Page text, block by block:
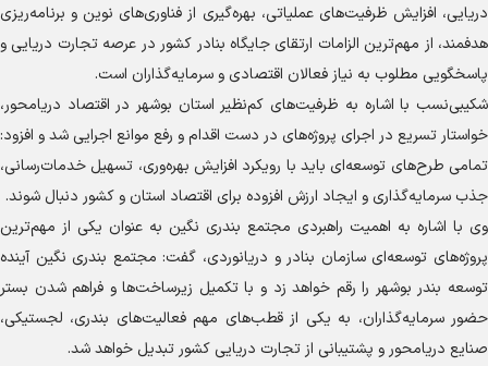
دریایی، افزایش ظرفیت‌های عملیاتی، بهره‌گیری از فناوری‌های نوین و برنامه‌ریزی
هدفمند، از مهم‌ترین الزامات ارتقای جایگاه بنادر کشور در عرصه تجارت دریایی و
پاسخگویی مطلوب به نیاز فعالان اقتصادی و سرمایه‌گذاران است.
شکیبی‌نسب با اشاره به ظرفیت‌های کم‌نظیر استان بوشهر در اقتصاد دریامحور،
خواستار تسریع در اجرای پروژه‌های در دست اقدام و رفع موانع اجرایی شد و افزود:
تمامی طرح‌های توسعه‌ای باید با رویکرد افزایش بهره‌وری، تسهیل خدمات‌رسانی،
جذب سرمایه‌گذاری و ایجاد ارزش افزوده برای اقتصاد استان و کشور دنبال شوند.
وی با اشاره به اهمیت راهبردی مجتمع بندری نگین به عنوان یکی از مهم‌ترین
پروژه‌های توسعه‌ای سازمان بنادر و دریانوردی، گفت: مجتمع بندری نگین آینده
توسعه بندر بوشهر را رقم خواهد زد و با تکمیل زیرساخت‌ها و فراهم شدن بستر
حضور سرمایه‌گذاران، به یکی از قطب‌های مهم فعالیت‌های بندری، لجستیکی،
صنایع دریامحور و پشتیبانی از تجارت دریایی کشور تبدیل خواهد شد.